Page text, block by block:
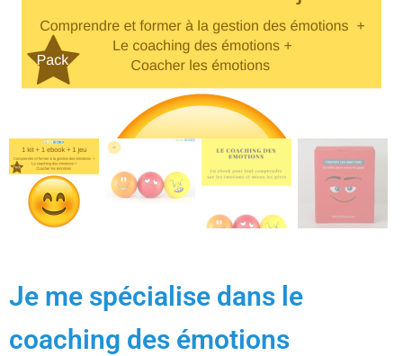
Je me spécialise dans le
coaching des émotions